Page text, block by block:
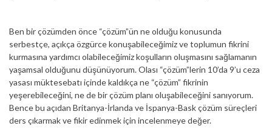
Ben bir çözümden önce “çözüm”ün ne olduğu konusunda
serbestçe, açıkça özgürce konuşabileceğimiz ve toplumun fikrini
kurmasına yardımcı olabileceğimiz koşulların oluşmasını sağlamanın
yaşamsal olduğunu düşünüyorum. Olası “çözüm”lerin 10’da 9’u ceza
yasası müktesebatı içinde kaldıkça ne “çözüm” fikrinin
yeşerebileceğini, ne de bir çözüm planı oluşabileceğini sanıyorum.
Bence bu açıdan Britanya-İrlanda ve İspanya-Bask çözüm süreçleri
ders çıkarmak ve fikir edinmek için incelenmeye değer.